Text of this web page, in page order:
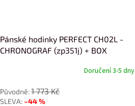
Pánské hodinky PERFECT CH02L -
CHRONOGRAF (zp351j) + BOX
Doručení 3-5 dny
1 773 Kč
–44 %